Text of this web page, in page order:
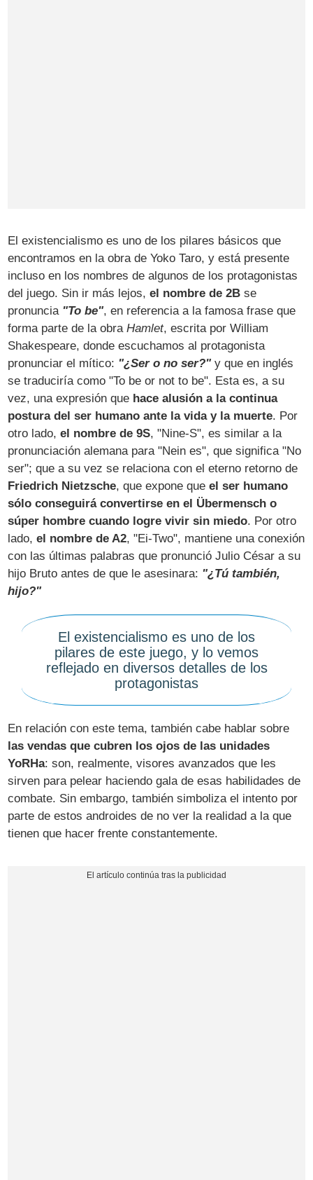
El existencialismo es uno de los pilares básicos que
encontramos en la obra de Yoko Taro, y está presente
incluso en los nombres de algunos de los protagonistas
del juego. Sin ir más lejos,el nombre de 2B se
pronuncia "To be", en referencia a la famosa frase que
forma parte de la obraHamlet, escrita por William
Shakespeare, donde escuchamos al protagonista
pronunciar el mítico: "¿Ser o no ser?" y que en inglés
se traduciría como "To be or not to be". Esta es, a su
vez, una expresión que hace alusión a la continua
postura del ser humano ante la vida y la muerte. Por
otro lado,el nombre de 9S, "Nine-S", es similar a la
pronunciación alemana para "Nein es", que significa "No
ser"; que a su vez se relaciona con el eterno retorno de
Friedrich Nietzsche, que expone queel ser humano
sólo conseguirá convertirse en el Übermensch o
súper hombre cuando logre vivir sin miedo. Por otro
lado,el nombre de A2, "Ei-Two", mantiene una conexión
con las últimas palabras que pronunció Julio César a su
hijo Bruto antes de que le asesinara: "¿Tú también,
hijo?"
El existencialismo es uno de los
pilares de este juego, y lo vemos
reflejado en diversos detalles de los
protagonistas
En relación con este tema, también cabe hablar sobre
las vendas que cubren los ojos de las unidades
YoRHa: son, realmente, visores avanzados que les
sirven para pelear haciendo gala de esas habilidades de
combate. Sin embargo, también simboliza el intento por
parte de estos androides de no ver la realidad a la que
tienen que hacer frente constantemente.